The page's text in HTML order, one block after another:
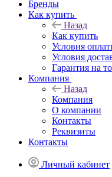
Бренды
Как купить
Назад
Как купить
Условия
Условия
Гарантия на
Компания
Назад
Компания
О компании
Контакты
Реквизиты
Контакты
Личный кабинет